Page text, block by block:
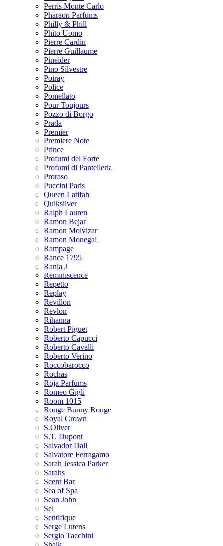
Perris Monte Carlo
Pharaon Parfums
Philly & Phill
Phito Uomo
Pierre Cardin
Pierre Guillaume
Pineider
Pino Silvestre
Poiray
Police
Pomellato
Pour Toujours
Pozzo di Borgo
Prada
Premier
Premiere Note
Prince
Profumi del Forte
Profumi di Pantelleria
Proraso
Puccini Paris
Queen Latifah
Quiksilver
Ralph Lauren
Ramon Bejar
Ramon Molvizar
Ramon Monegal
Rampage
Rance 1795
Rania J
Reminiscence
Repetto
Replay
Revillon
Revlon
Rihanna
Robert Piguet
Roberto Capucci
Roberto Cavalli
Roberto Verino
Roccobarocco
Rochas
Roja Parfums
Romeo Gigli
Room 1015
Rouge Bunny Rouge
Royal Crown
S.Oliver
S.T. Dupont
Salvador Dali
Salvatore Ferragamo
Sarah Jessica Parker
Sarahs
Scent Bar
Sea of Spa
Sean John
Sel
Sentifique
Serge Lutens
Sergio Tacchini
Shaik